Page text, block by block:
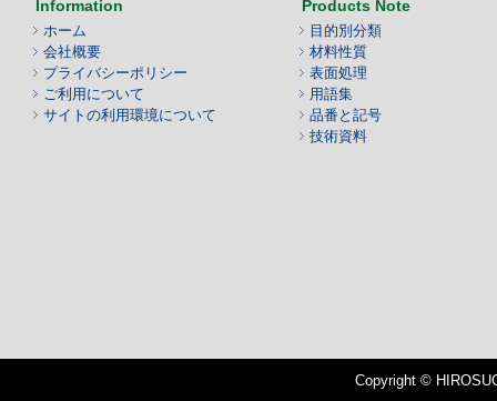
Information
ホーム
会社概要
プライバシーポリシー
ご利用について
サイトの利用環境について
Products Note
目的別分類
材料性質
表面処理
用語集
品番と記号
技術資料
Copyright ©